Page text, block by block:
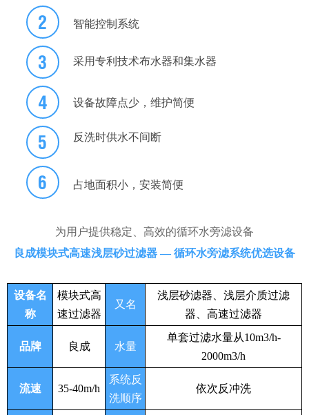
 智能控制系统
 采用专利技术布水器和集水器
 设备故障点少，维护简便
 反洗时供水不间断
 占地面积小，安装简便
为用户提供稳定、高效的循环水旁滤设备
良成模块式高速浅层砂过滤器 — 循环水旁滤系统优选设备
设备名
称
模块式高
速过滤器
又名
浅层砂滤器、浅层介质过滤
器、高速过滤器
品牌 良成 水量
单套过滤水量从10m3/h-
2000m3/h
流速 35-40m/h
系统反
洗顺序
依次反冲洗